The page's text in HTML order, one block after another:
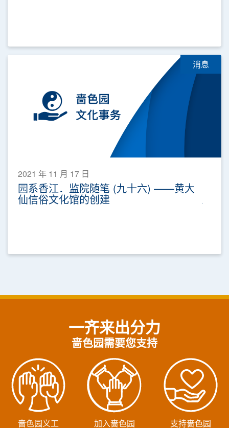
消息
2021 年 11 月 17 日
园系香江．监院随笔 (九十六) ——黄大
仙信俗文化馆的创建
一齐来出分力
啬色园需要您支持
啬色园义工 加入啬色园 支持啬色园